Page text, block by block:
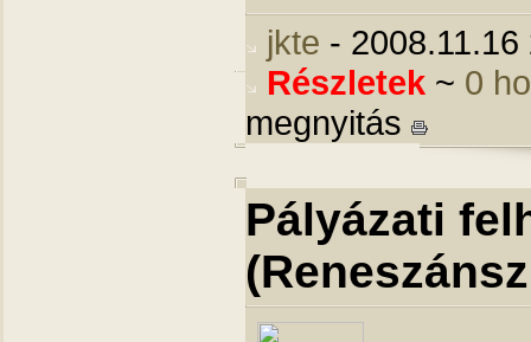
jkte - 2008.11.16
Részletek ~ 0
megnyitás
Pályázati